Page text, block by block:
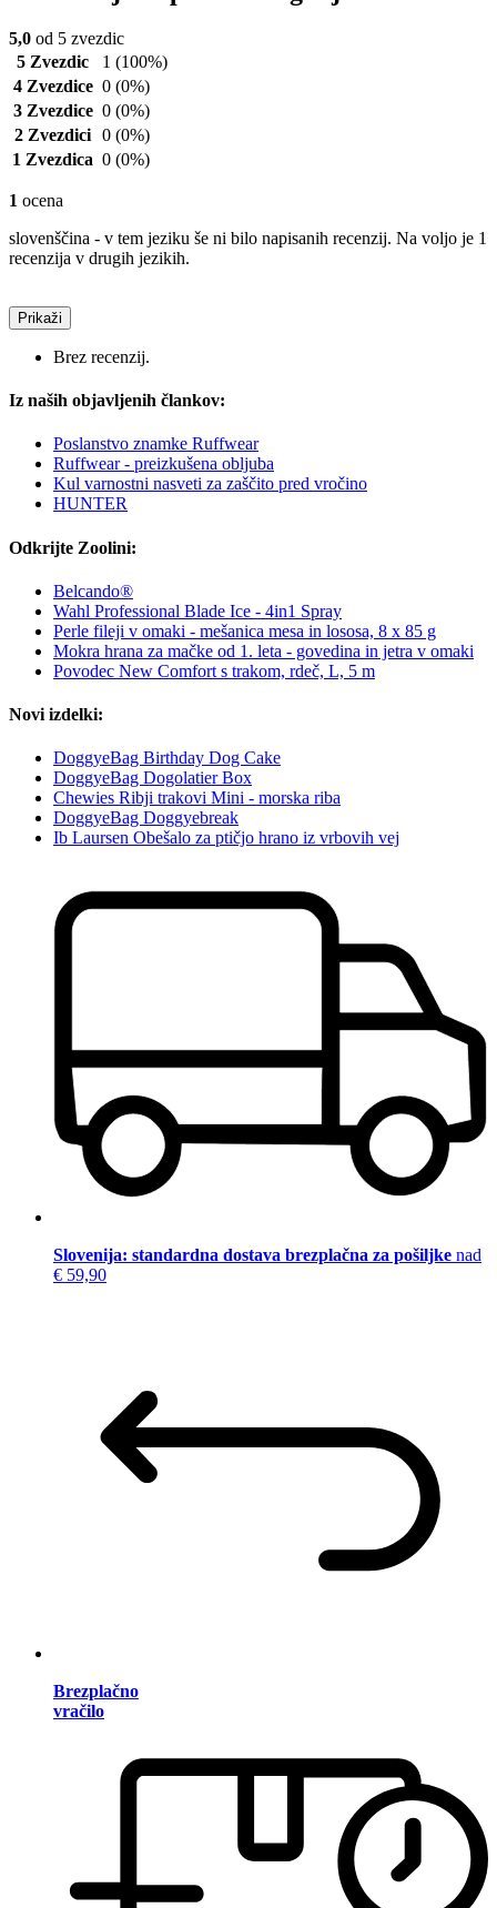
5,0 od 5 zvezdic
5 Zvezdic
1 (100%)
4 Zvezdice 0 (0%)
3 Zvezdice 0 (0%)
2 Zvezdici 0 (0%)
1 Zvezdica 0 (0%)
1 ocena
slovenščina - v tem jeziku še ni bilo napisanih recenzij. Na voljo je 1
recenzija v drugih jezikih.
Prikaži
Brez recenzij.
Iz naših objavljenih člankov:
Poslanstvo znamke Ruffwear
Ruffwear - preizkušena obljuba
Kul varnostni nasveti za zaščito pred vročino
HUNTER
Odkrijte Zoolini:
Belcando®
Wahl Professional Blade Ice - 4in1 Spray
Perle fileji v omaki - mešanica mesa in lososa, 8 x 85 g
Mokra hrana za mačke od 1. leta - govedina in jetra v omaki
Povodec New Comfort s trakom, rdeč, L, 5 m
Novi izdelki:
DoggyeBag Birthday Dog Cake
DoggyeBag Dogolatier Box
Chewies Ribji trakovi Mini - morska riba
DoggyeBag Doggyebreak
Ib Laursen Obešalo za ptičjo hrano iz vrbovih vej
Slovenija: standardna dostava brezplačna za pošiljke nad
€ 59,90
Brezplačno
vračilo